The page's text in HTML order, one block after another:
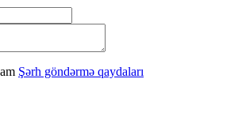
Şərh göndərmə qaydaları